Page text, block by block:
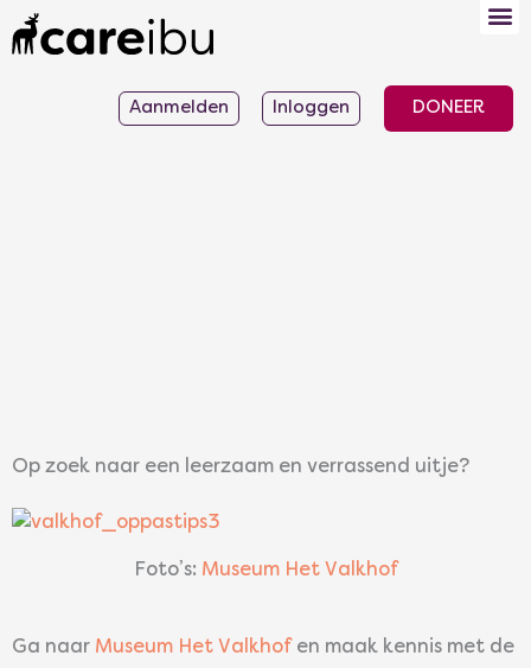
naar
Aanmelden Inloggen DONEER
Op zoek naar een leerzaam en verrassend uitje?
Foto’s: Museum Het Valkhof
Ga naar Museum Het Valkhof en maak kennis met de